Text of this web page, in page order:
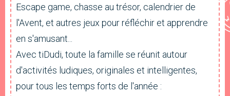
Escape game, chasse au trésor, calendrier de
l'Avent, et autres jeux pour réfléchir et apprendre
en s'amusant...
Avec tiDudi, toute la famille se réunit autour
d'activités ludiques, originales et intelligentes,
pour tous les temps forts de l'année :